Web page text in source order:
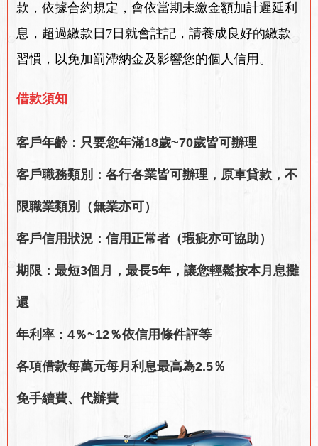
款，依據合約規定，會依當期未繳金額加計遲延利
息，超過繳款日7日就會註記，請養成良好的繳款
習慣，以免加罰滯納金及影響您的個人信用。
借款須知
客戶年齡：只要您年滿18歲~70歲皆可辦理
客戶職務類別：各行各業皆可辦理，原車貸款，不
限職業類別（無業亦可）
客戶信用狀況：信用正常者（瑕疵亦可協助）
期限：最短3個月，最長5年，讓您輕鬆按本月息攤
還
年利率：4％~12％依信用條件評等
各項借款每萬元每月利息最高為2.5％
免手續費、代辦費